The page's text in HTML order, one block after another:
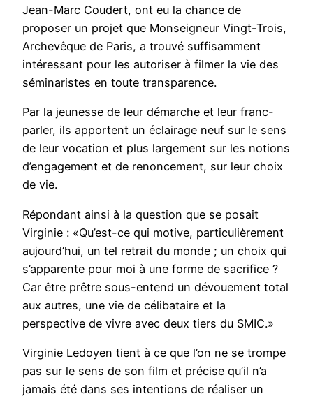
Jean-Marc Coudert, ont eu la chance de
proposer un projet que Monseigneur Vingt-Trois,
Archevêque de Paris, a trouvé suffisamment
intéressant pour les autoriser à filmer la vie des
séminaristes en toute transparence.
Par la jeunesse de leur démarche et leur franc-
parler, ils apportent un éclairage neuf sur le sens
de leur vocation et plus largement sur les notions
d’engagement et de renoncement, sur leur choix
de vie.
Répondant ainsi à la question que se posait
Virginie : «Qu’est-ce qui motive, particulièrement
aujourd’hui, un tel retrait du monde ; un choix qui
s’apparente pour moi à une forme de sacrifice ?
Car être prêtre sous-entend un dévouement total
aux autres, une vie de célibataire et la
perspective de vivre avec deux tiers du SMIC.»
Virginie Ledoyen tient à ce que l’on ne se trompe
pas sur le sens de son film et précise qu’il n’a
jamais été dans ses intentions de réaliser un